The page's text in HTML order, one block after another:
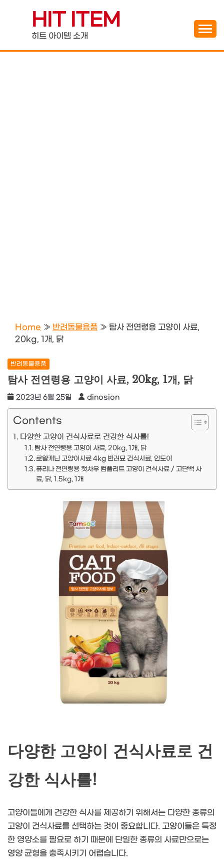
contentHIT ITEM
히트 아이템 소개
Home » 반려동물용품 » 탐사 전연령용 고양이 사료,
20kg, 1개, 닭
반려동물용품
탐사 전연령용 고양이 사료, 20kg, 1개, 닭
2023년 6월 25일 dinosion
Contents
다양한 고양이 건식사료로 건강한 식사를!
탐사 전연령용 고양이 사료, 20kg, 1개, 닭
로얄캐닌 고양이사료 4kg 반려묘 건식사료, 인도어
퓨리나 전연령용 캣차우 컴플리트 고양이 건식사료 / 고단백 사
료, 닭, 1.5kg, 1개
다양한 고양이 건식사료로 건
강한 식사를!
고양이들에게 건강한 식사를 제공하기 위해서는 다양한 종류의
고양이 건식사료를 선택하는 것이 중요합니다. 고양이들은 특정
한 영양소를 필요로 하기 때문에 단일한 종류의 사료만으로는
영양 균형을 충족시키기 어렵습니다.